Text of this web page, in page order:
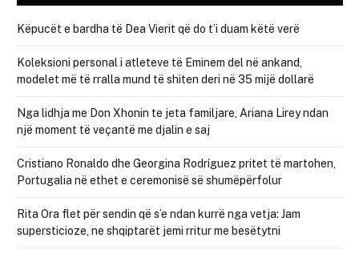
Këpucët e bardha të Dea Vierit që do t’i duam këtë verë
Koleksioni personal i atleteve të Eminem del në ankand,
modelet më të rralla mund të shiten deri në 35 mijë dollarë
Nga lidhja me Don Xhonin te jeta familjare, Ariana Lirey ndan
një moment të veçantë me djalin e saj
Cristiano Ronaldo dhe Georgina Rodríguez pritet të martohen,
Portugalia në ethet e ceremonisë së shumëpërfolur
Rita Ora flet për sendin që s’e ndan kurrë nga vetja: Jam
supersticioze, ne shqiptarët jemi rritur me besëtytni